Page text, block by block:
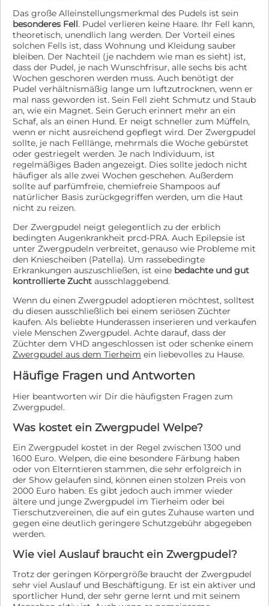
Das große Alleinstellungsmerkmal des Pudels ist sein
besonderes Fell. Pudel verlieren keine Haare. Ihr Fell kann,
theoretisch, unendlich lang werden. Der Vorteil eines
solchen Fells ist, dass Wohnung und Kleidung sauber
bleiben. Der Nachteil (je nachdem wie man es sieht) ist,
dass der Pudel, je nach Wunschfrisur, alle sechs bis acht
Wochen geschoren werden muss. Auch benötigt der
Pudel verhältnismäßig lange um luftzutrocknen, wenn er
mal nass geworden ist. Sein Fell zieht Schmutz und Staub
an, wie ein Magnet. Sein Geruch erinnert mehr an ein
Schaf, als an einen Hund. Er neigt schneller zum Müffeln,
wenn er nicht ausreichend gepflegt wird. Der Zwergpudel
sollte, je nach Felllänge, mehrmals die Woche gebürstet
oder gestriegelt werden. Je nach Individuum, ist
regelmäßiges Baden angezeigt. Dies sollte jedoch nicht
häufiger als alle zwei Wochen geschehen. Außerdem
sollte auf parfümfreie, chemiefreie Shampoos auf
natürlicher Basis zurückgegriffen werden, um die Haut
nicht zu reizen.
Der Zwergpudel neigt gelegentlich zu der erblich
bedingten Augenkrankheit prcd-PRA. Auch Epilepsie ist
unter Zwergpudeln verbreitet, genauso wie Probleme mit
den Kniescheiben (Patella). Um rassebedingte
Erkrankungen auszuschließen, ist eine bedachte und gut
kontrollierte Zucht ausschlaggebend.
Wenn du einen Zwergpudel adoptieren möchtest, solltest
du diesen ausschließlich bei einem seriösen Züchter
kaufen. Als beliebte Hunderassen inserieren und verkaufen
viele Menschen Zwergpudel. Achte darauf, dass der
Züchter dem VHD angeschlossen ist oder schenke einem
Zwergpudel aus dem Tierheim ein liebevolles zu Hause.
Häufige Fragen und Antworten
Hier beantworten wir Dir die häufigsten Fragen zum
Zwergpudel.
Was kostet ein Zwergpudel Welpe?
Ein Zwergpudel kostet in der Regel zwischen 1300 und
1600 Euro. Welpen, die eine besondere Färbung haben
oder von Elterntieren stammen, die sehr erfolgreich in
der Show gelaufen sind, können einen stolzen Preis von
2000 Euro haben. Es gibt jedoch auch immer wieder
ältere und junge Zwergpudel im Tierheim oder bei
Tierschutzvereinen, die auf ein gutes Zuhause warten und
gegen eine deutlich geringere Schutzgebühr abgegeben
werden.
Wie viel Auslauf braucht ein Zwergpudel?
Trotz der geringen Körpergröße braucht der Zwergpudel
sehr viel Auslauf und Beschäftigung. Er ist ein aktiver und
sportlicher Hund, der sehr gerne lernt und mit seinem